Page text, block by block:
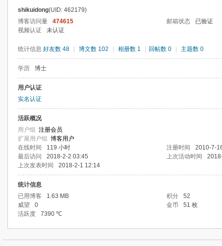
shikuidong(UID: 462179)
博客访问量
474615 邮箱状态
已验证
视频认证
未认证
统计信息 好友数 48 博文数 102 相册数 1 回帖数 0 主题数 0
学历 博士
用户认证
实名认证
活跃概况
用户组 注册会员
扩展用户组 博客用户
在线时间
119 小时 注册时间
2010-7-
最后访问
2018-2-2 03:45 上次活动时间
上次发表时间
2018-2-1 12:14
统计信息
已用博客
1.63 MB 积分
52
威望
0 金币
51 枚
活跃度
7390 ℃